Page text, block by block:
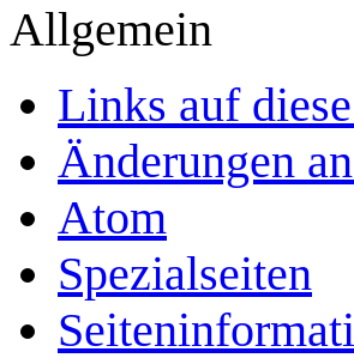
Allgemein
Links auf
Änderungen
Atom
Spezialseiten